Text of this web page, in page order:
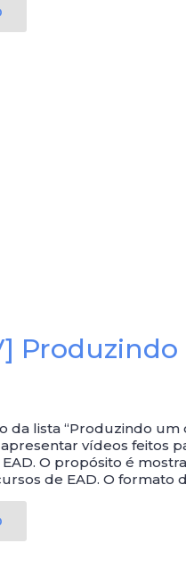
da lista “Produzindo um
vídeos feitos
O propósito é
de EAD. O formato